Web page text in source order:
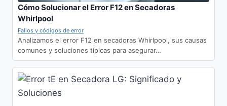
Cómo Solucionar el Error F12 en Secadoras
Whirlpool
Fallos y códigos de error
Analizamos el error F12 en secadoras Whirlpool, sus causas
comunes y soluciones típicas para asegurar…